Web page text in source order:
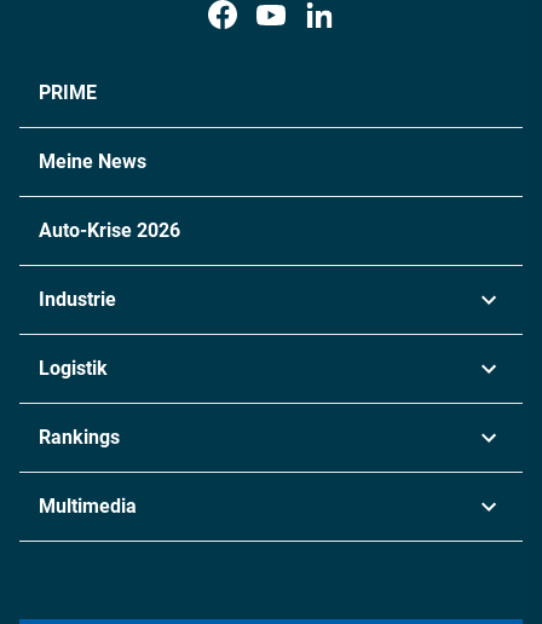
PRIME
Meine News
Auto-Krise 2026
Industrie
Chemie
Metall
Energie
Logistik
Rankings
Multimedia